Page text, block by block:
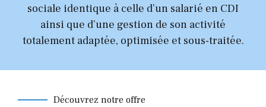
sociale identique à celle d’un salarié en CDI
ainsi que d’une gestion de son activité
totalement adaptée, optimisée et sous-traitée.
Découvrez notre offre